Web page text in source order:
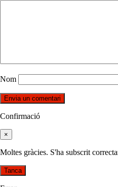
Nom
Confirmació
×
Moltes gràcies. S'ha subscrit
Tanca